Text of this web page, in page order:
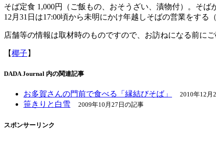
そば定食 1,000円（ご飯もの、おそうざい、漬物付）。そば
12月31日は17:00頃から未明にかけ年越しそばの営業をする
店舗等の情報は取材時のものですので、お訪ねになる前にご
【椰子 】
DADA Journal 内の関連記事
お多賀さんの門前で食べる「縁結びそば」 2010年12月
笹きりと白雪 2009年10月27日の記事
スポンサーリンク